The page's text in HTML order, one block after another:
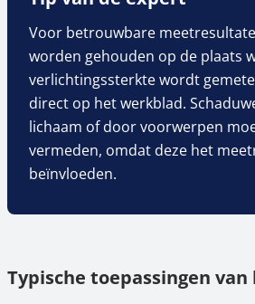
Voor betrouwbare
worden gehouden op de plaats
verlichtingssterkte wordt
direct op het werkblad.
lichaam of door voorwerpen
vermeden, omdat deze het
beïnvloeden.
Typische toepassingen